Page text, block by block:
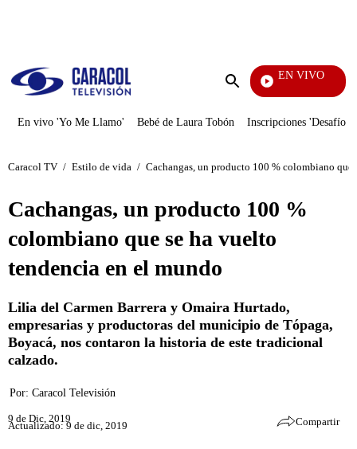
Enviar
EN VIVO
Noticias Caracol
En vivo 'Yo Me Llamo' Bebé de Laura Tobón Inscripciones 'Desafío'
Caracol TV / Estilo de vida / Cachangas, un producto 100 % colombiano
Cachangas, un producto 100 %
colombiano que se ha vuelto
tendencia en el mundo
Lilia del Carmen Barrera y Omaira Hurtado,
empresarias y productoras del municipio de Tópaga,
Boyacá, nos contaron la historia de este tradicional
calzado.
Por: Caracol Televisión
9 de Dic, 2019
Actualizado: 9 de dic, 2019 Compartir